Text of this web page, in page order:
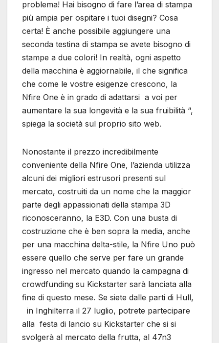
problema! Hai bisogno di fare l’area di stampa
più ampia per ospitare i tuoi disegni? Cosa
certa! È anche possibile aggiungere una
seconda testina di stampa se avete bisogno di
stampe a due colori! In realtà, ogni aspetto
della macchina è aggiornabile, il che significa
che come le vostre esigenze crescono, la
Nfire One è in grado di adattarsi a voi per
aumentare la sua longevità e la sua fruibilità “,
spiega la società sul proprio sito web.
Nonostante il prezzo incredibilmente
conveniente della Nfire One, l’azienda utilizza
alcuni dei migliori estrusori presenti sul
mercato, costruiti da un nome che la maggior
parte degli appassionati della stampa 3D
riconosceranno, la E3D. Con una busta di
costruzione che è ben sopra la media, anche
per una macchina delta-stile, la Nfire Uno può
essere quello che serve per fare un grande
ingresso nel mercato quando la campagna di
crowdfunding su Kickstarter sarà lanciata alla
fine di questo mese. Se siete dalle parti di Hull,
in Inghilterra il 27 luglio, potrete partecipare
alla festa di lancio su Kickstarter che si si
svolgerà al mercato della frutta, al 47n3